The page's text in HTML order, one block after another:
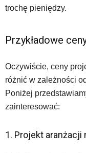
trochę pieniędzy.
Przykładowe
Oczywiście, ceny
różnić w zależności
Poniżej
zainteresować:
1. Projekt aranżacji